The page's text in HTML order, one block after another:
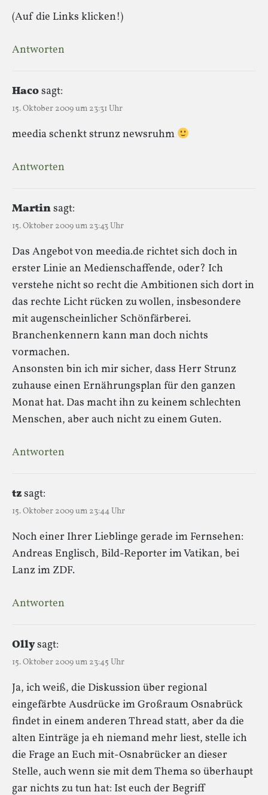
(Auf die Links klicken!)
Antworten
Hacosagt:
15. Oktober 2009 um 23:31 Uhr
meedia schenkt strunz newsruhm
Antworten
Martinsagt:
15. Oktober 2009 um 23:43 Uhr
Das Angebot von meedia.de richtet sich doch in
erster Linie an Medienschaffende, oder? Ich
verstehe nicht so recht die Ambitionen sich dort in
das rechte Licht rücken zu wollen, insbesondere
mit augenscheinlicher Schönfärberei.
Branchenkennern kann man doch nichts
vormachen.
Ansonsten bin ich mir sicher, dass Herr Strunz
zuhause einen Ernährungsplan für den ganzen
Monat hat. Das macht ihn zu keinem schlechten
Menschen, aber auch nicht zu einem Guten.
Antworten
tzsagt:
15. Oktober 2009 um 23:44 Uhr
Noch einer Ihrer Lieblinge gerade im Fernsehen:
Andreas Englisch, Bild-Reporter im Vatikan, bei
Lanz im ZDF.
Antworten
Ollysagt:
15. Oktober 2009 um 23:45 Uhr
Ja, ich weiß, die Diskussion über regional
eingefärbte Ausdrücke im Großraum Osnabrück
findet in einem anderen Thread statt, aber da die
alten Einträge ja eh niemand mehr liest, stelle ich
die Frage an Euch mit-Osnabrücker an dieser
Stelle, auch wenn sie mit dem Thema so überhaupt
gar nichts zu tun hat: Ist euch der Begriff